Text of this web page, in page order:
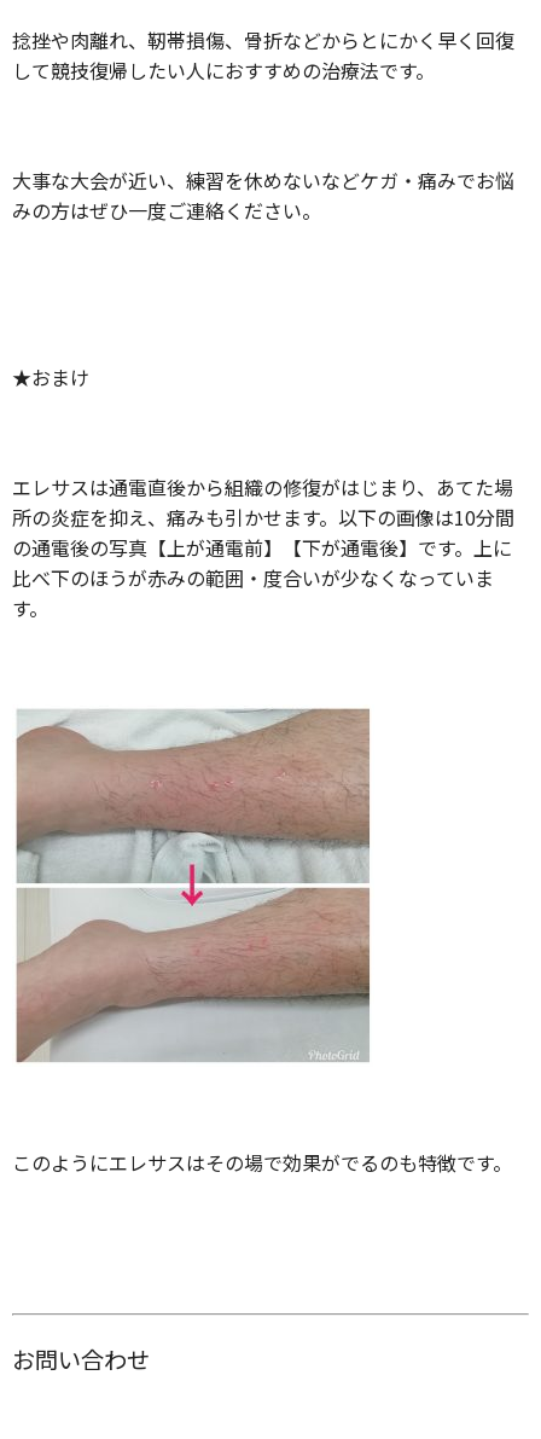
捻挫や肉離れ、靭帯損傷、骨折などからとにかく早く回復
して競技復帰したい人におすすめの治療法です。
大事な大会が近い、練習を休めないなどケガ・痛みでお悩
みの方はぜひ一度ご連絡ください。
★おまけ
エレサスは通電直後から組織の修復がはじまり、あてた場
所の炎症を抑え、痛みも引かせます。以下の画像は10分間
の通電後の写真【上が通電前】【下が通電後】です。上に
比べ下のほうが赤みの範囲・度合いが少なくなっていま
す。
このようにエレサスはその場で効果がでるのも特徴です。
お問い合わせ